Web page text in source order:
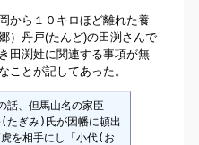
から１０キロほど離れた養
）丹戸(たんど)の田渕さんで
田渕姓に関連する事項が無
ことが記してあった。
たぎみ)氏が因幡に頓出
を相手にし「小代(お